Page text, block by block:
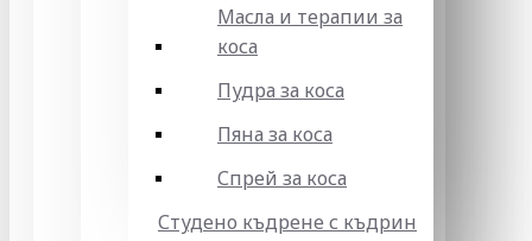
Масла и терапии за
коса
Пудра за коса
Пяна за коса
Спрей за коса
Студено къдрене с къдрин